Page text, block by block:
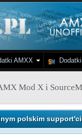
AMXX
Mod X i
polskim